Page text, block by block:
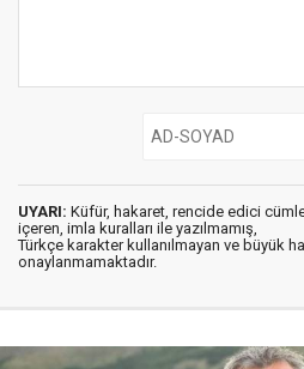
UYARI: Küfür, hakaret, rencide edici
içeren, imla kuralları ile yazılmamış,
Türkçe karakter kullanılmayan ve büyük
onaylanmamaktadır.